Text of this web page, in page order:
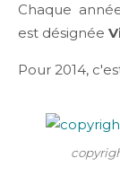
Chaque
est désignée
Pour 2014,